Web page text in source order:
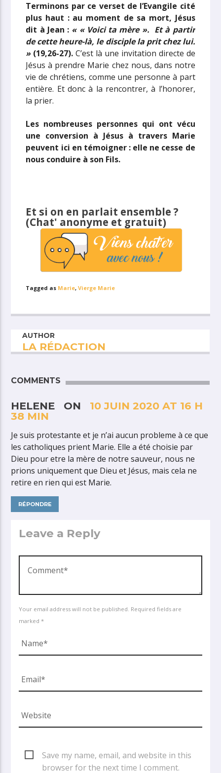
Terminons par ce verset de l’Evangile cité
plus haut : au moment de sa mort, Jésus
dit à Jean : « « Voici ta mère ». Et à partir
de cette heure-là, le disciple la prit chez lui.
»(19,26-27).C’est là une invitation directe de
Jésus à prendre Marie chez nous, dans notre
vie de chrétiens, comme une personne à part
entière. Et donc à la rencontrer, à l’honorer,
la prier.
Les nombreuses personnes qui ont vécu
une conversion à Jésus à travers Marie
peuvent ici en témoigner : elle ne cesse de
nous conduire à son Fils.
Et si on en parlait ensemble ?
(Chat' anonyme et gratuit)
Tagged as Marie,Vierge Marie
AUTHOR
LA RÉDACTION
COMMENTS
HELENE ON 10 JUIN 2020 AT 16 H
38 MIN
Je suis protestante et je n’ai aucun probleme à ce que
les catholiques prient Marie. Elle a été choisie par
Dieu pour etre la mère de notre sauveur, nous ne
prions uniquement que Dieu et Jésus, mais cela ne
retire en rien qui est Marie.
RÉPONDRE
Leave a Reply
Your email address will not be published. Required fields are
marked *
Save my name, email, and website in this
browser for the next time I comment.